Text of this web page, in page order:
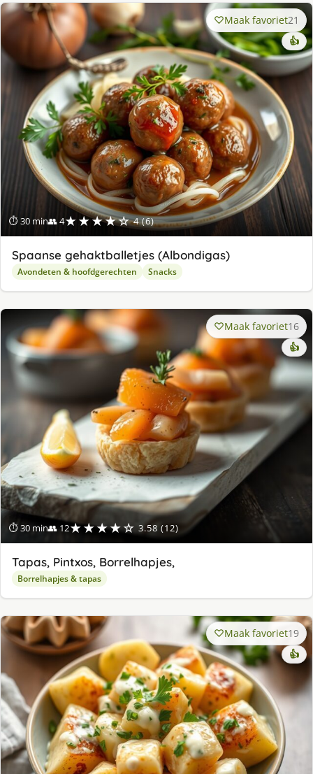
⏱ 30 min👥 4★★★★☆ 4 (6)
Maak favoriet21
👍
Spaanse gehaktballetjes (Albondigas)
Avondeten & hoofdgerechten Snacks
⏱ 30 min👥 12★★★★☆ 3.58 (12)
Maak favoriet16
👍
Tapas, Pintxos, Borrelhapjes,
Borrelhapjes & tapas
Maak favoriet19
👍